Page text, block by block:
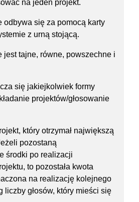
na jeden projekt.
odbywa się za pomocą karty
z urną stojącą.
jest tajne, równe, powszechne i
się jakiejkolwiek formy
projektów/głosowanie
który otrzymał największą
pozostaną
środki po realizacji
to pozostała kwota
na realizację kolejnego
liczby głosów, który mieści się